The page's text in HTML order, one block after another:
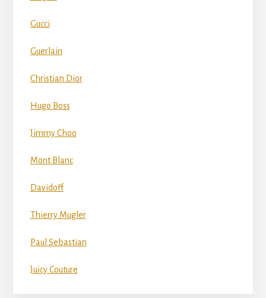
Gucci
Guerlain
Christian Dior
Hugo Boss
Jimmy Choo
Mont Blanc
Davidoff
Thierry Mugler
Paul Sebastian
Juicy Couture